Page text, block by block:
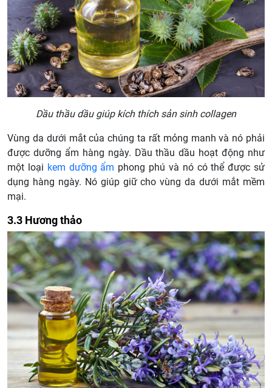
Dầu thầu dầu giúp kích thích sản sinh collagen
Vùng da dưới mắt của chúng ta rất mỏng manh và nó phải
được dưỡng ẩm hàng ngày. Dầu thầu dầu hoạt động như
một loại kem dưỡng ẩm phong phú và nó có thể được sử
dụng hàng ngày. Nó giúp giữ cho vùng da dưới mắt mềm
mại.
3.3 Hương thảo